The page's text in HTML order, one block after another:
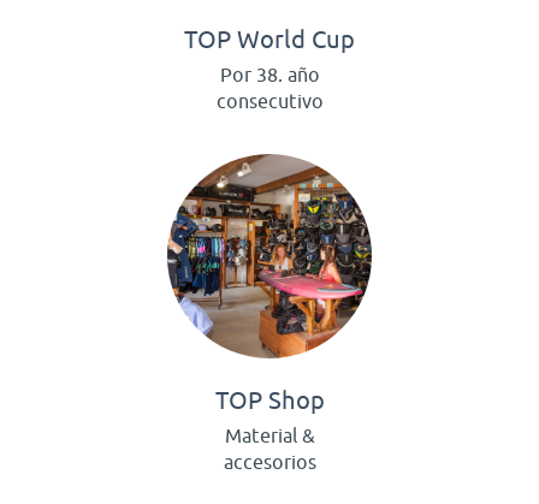
TOP World Cup
Por 38. año
consecutivo
TOP Shop
Material &
accesorios